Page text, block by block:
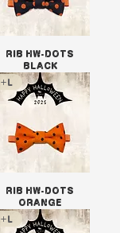
RIB HW-DOTS
BLACK
+L
RIB HW-DOTS
ORANGE
+L